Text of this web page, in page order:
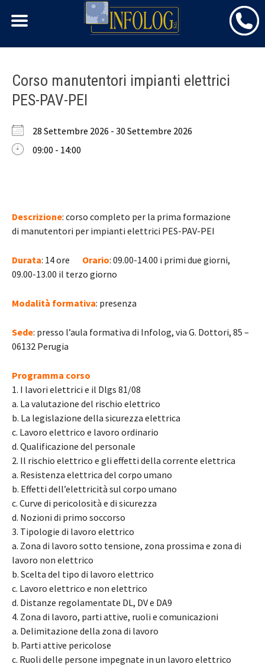
Skip
content
Corso manutentori impianti elettrici
PES-PAV-PEI
28 Settembre 2026 - 30 Settembre 2026
09:00 - 14:00
Descrizione: corso completo per la prima formazione
di manutentori per impianti elettrici PES-PAV-PEI
Durata: 14 ore Orario: 09.00-14.00 i primi due giorni,
09.00-13.00 il terzo giorno
Modalità formativa: presenza
Sede: presso l’aula formativa di Infolog, via G. Dottori, 85 –
06132 Perugia
Programma corso
1. I lavori elettrici e il Dlgs 81/08
a. La valutazione del rischio elettrico
b. La legislazione della sicurezza elettrica
c. Lavoro elettrico e lavoro ordinario
d. Qualificazione del personale
2. Il rischio elettrico e gli effetti della corrente elettrica
a. Resistenza elettrica del corpo umano
b. Effetti dell’elettricità sul corpo umano
c. Curve di pericolosità e di sicurezza
d. Nozioni di primo soccorso
3. Tipologie di lavoro elettrico
a. Zona di lavoro sotto tensione, zona prossima e zona di
lavoro non elettrico
b. Scelta del tipo di lavoro elettrico
c. Lavoro elettrico e non elettrico
d. Distanze regolamentate DL, DV e DA9
4. Zona di lavoro, parti attive, ruoli e comunicazioni
a. Delimitazione della zona di lavoro
b. Parti attive pericolose
c. Ruoli delle persone impegnate in un lavoro elettrico